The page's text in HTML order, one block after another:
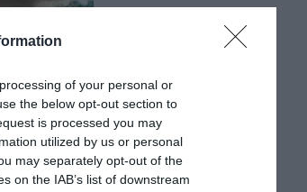
of your personal or
the below opt-out section to
is processed you may
utilized by us or personal
may separately opt-out of the
on the IAB’s list of downstream